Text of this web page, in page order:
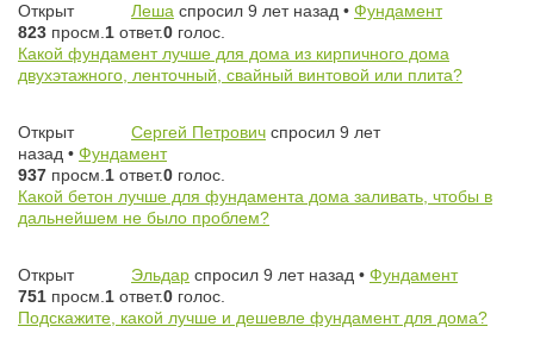
Открыт Леша спросил 9 лет назад • Фундамент
823 просм.1 ответ.0 голос.
Какой фундамент лучше для дома из кирпичного дома
двухэтажного, ленточный, свайный винтовой или плита?
Открыт Сергей Петрович спросил 9 лет
назад • Фундамент
937 просм.1 ответ.0 голос.
Какой бетон лучше для фундамента дома заливать, чтобы в
дальнейшем не было проблем?
Открыт Эльдар спросил 9 лет назад • Фундамент
751 просм.1 ответ.0 голос.
Подскажите, какой лучше и дешевле фундамент для дома?